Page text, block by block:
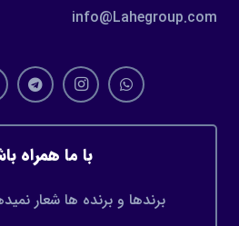
info@Lahegroup.com
با ما همراه
برندها و برنده ها شعار